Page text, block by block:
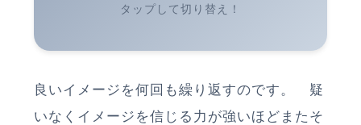
タップして切り替え！
良いイメージを何回も繰り返すのです。 疑
いなくイメージを信じる力が強いほどまたそ